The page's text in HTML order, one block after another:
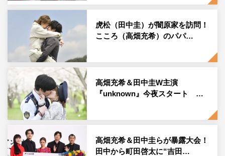
本作で再び“おっさんずチーム”に合流する千葉が演じるの
は、テンションが異様に高いギャルウエディングプランナ
ー・御島崎響太郎（みしまざき・きょうたろう）。ようや
く結婚に向けて進み始めた闇原こころ（高畑）と朝田虎松
（田中）の前に、一体どんなキャラクターとして登場する
のか。主演の高畑・田中どちらともプライベートでも友情
関係の深い千葉の“胸アツのカメオ友情出演”に期待が高ま
る。
虎松（田中圭）が闇原家を訪問！
こころ（高畑充希）のパパ…
高畑充希＆田中圭W主演
『unknown』今夜スタート …
高畑充希＆田中圭らが暴露大会！
田中から町田啓太に“吉田…